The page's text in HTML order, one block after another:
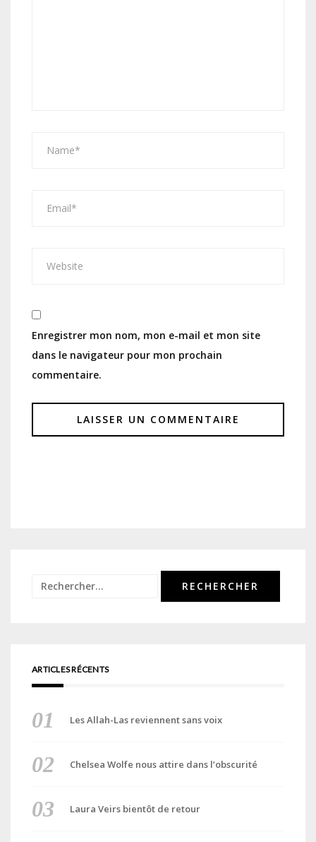
Enregistrer mon nom, mon e-mail et mon site
dans le navigateur pour mon prochain
commentaire.
Rechercher :
ARTICLES RÉCENTS
Les Allah-Las reviennent sans voix
Chelsea Wolfe nous attire dans l’obscurité
Laura Veirs bientôt de retour